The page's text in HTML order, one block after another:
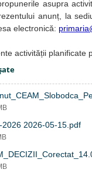
asupra
anunț, la
electronică:
activității planificate
2026 2026-05-15.pdf